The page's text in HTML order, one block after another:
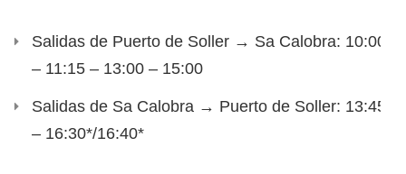
Salidas de Puerto de Soller → Sa Calobra: 10:00*
– 11:15 – 13:00 – 15:00
Salidas de Sa Calobra → Puerto de Soller: 13:45
– 16:30*/16:40*